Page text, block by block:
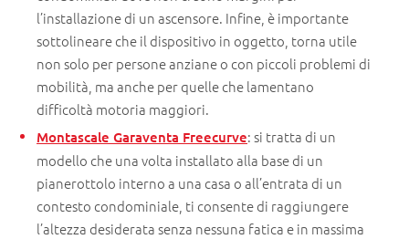
l’installazione di un ascensore. Infine, è importante
sottolineare che il dispositivo in oggetto, torna utile
non solo per persone anziane o con piccoli problemi di
mobilità, ma anche per quelle che lamentano
difficoltà motoria maggiori.
Montascale Garaventa Freecurve: si tratta di un
modello che una volta installato alla base di un
pianerottolo interno a una casa o all’entrata di un
contesto condominiale, ti consente di raggiungere
l’altezza desiderata senza nessuna fatica e in massima